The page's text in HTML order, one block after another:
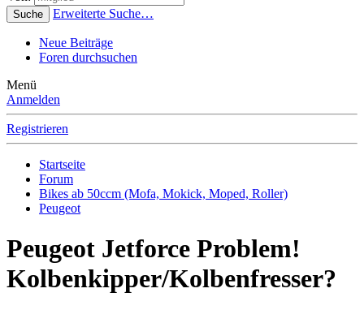
Suche Erweiterte Suche…
Neue Beiträge
Foren durchsuchen
Menü
Anmelden
Registrieren
Startseite
Forum
Bikes ab 50ccm (Mofa, Mokick, Moped, Roller)
Peugeot
Peugeot Jetforce Problem!
Kolbenkipper/Kolbenfresser?